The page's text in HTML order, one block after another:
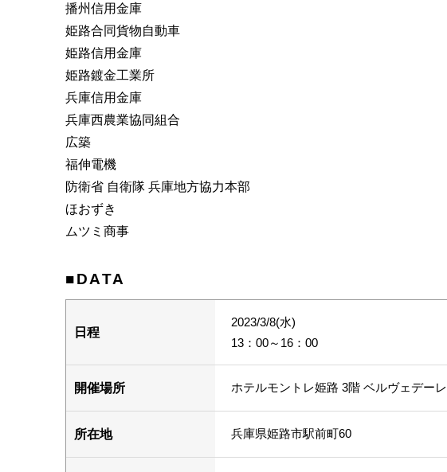
播州信用金庫
姫路合同貨物自動車
姫路信用金庫
姫路鍍金工業所
兵庫信用金庫
兵庫西農業協同組合
広築
福伸電機
防衛省 自衛隊 兵庫地方協力本部
ほおずき
ムツミ商事
■DATA
日程
2023/3/8(水)
13：00～16：00
開催場所 ホテルモントレ姫路 3階 ベルヴェデーレ
所在地 兵庫県姫路市駅前町60